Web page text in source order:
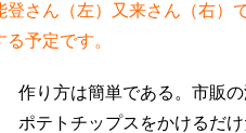
登さん（左）又来さん（右）
予定です。
作り方は簡単である。市販
ポテトチップスをかけるだけ